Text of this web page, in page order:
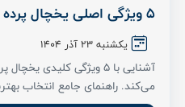
5 ویژگی اصلی یخچال پرده هوا
یکشنبه ۲۳ آذر ۱۴۰۴
آشنایی با 5 ویژگی کلیدی
می‌کند. راهنمای جامع انتخاب